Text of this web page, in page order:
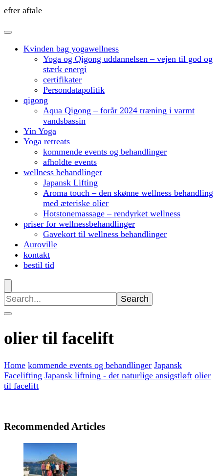
efter aftale
Kvinden bag yogawellness
Yoga og Qigong uddannelsen – vejen til god og
stærk energi
certifikater
Persondatapolitik
qigong
Aqua Qigong – forår 2024 træning i varmt
vandsbassin
Yin Yoga
Yoga retreats
kommende events og behandlinger
afholdte events
wellness behandlinger
Japansk Lifting
Aroma touch – den skønne wellness behandling
med æteriske olier
Hotstonemassage – rendyrket wellness
priser for wellnessbehandlinger
Gavekort til wellness behandlinger
Auroville
kontakt
bestil tid
Search
for:
olier til facelift
Home kommende events og behandlinger Japansk
Facelifting Japansk liftning - det naturlige ansigstløft olier
til facelift
Recommended Articles